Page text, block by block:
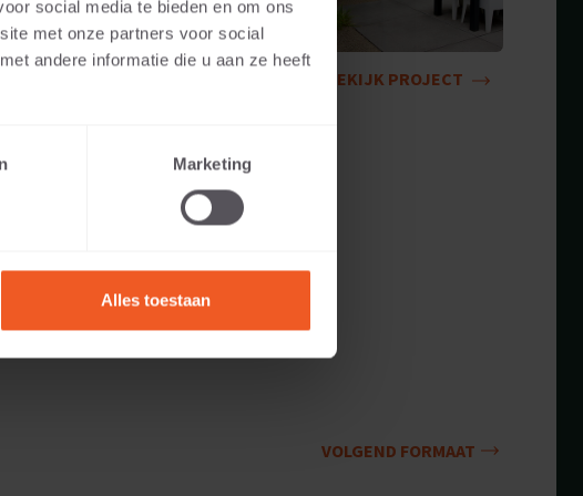
social media te bieden en om ons
met onze partners voor social
andere informatie die u aan ze heeft
Marketing
Alles toestaan
BEKIJK PROJECT
VOLGEND FORMAAT